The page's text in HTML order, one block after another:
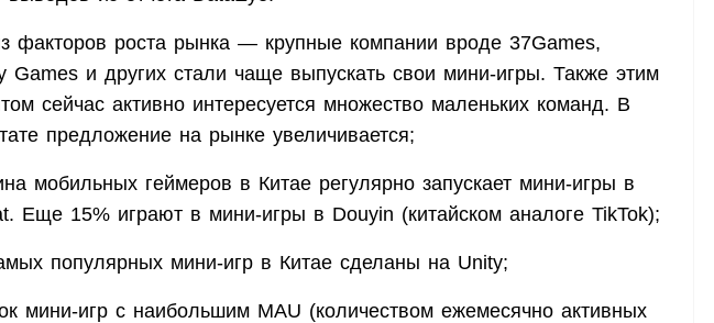
факторов роста рынка — крупные компании вроде 37Games,
Games и других стали чаще выпускать свои мини-игры. Также этим
сейчас активно интересуется множество маленьких команд. В
предложение на рынке увеличивается;
мобильных геймеров в Китае регулярно запускает мини-игры в
Еще 15% играют в мини-игры в Douyin (китайском аналоге TikTok);
популярных мини-игр в Китае сделаны на Unity;
мини-игр с наибольшим MAU (количеством ежемесячно активных